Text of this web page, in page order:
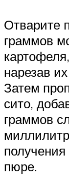
Отварите
граммов
нарезав
Затем
сито,
граммов
пюре.